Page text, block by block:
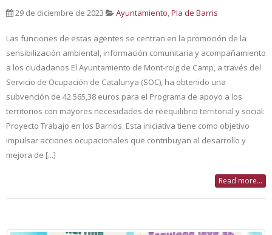
29 de diciembre de 2023 Ayuntamiento,Pla de Barris
Las funciones de estas agentes se centran en la promoción de la
sensibilización ambiental, información comunitaria y acompañamiento
a los ciudadanos El Ayuntamiento de Mont-roig de Camp, a través del
Servicio de Ocupación de Catalunya (SOC), ha obtenido una
subvención de 42.565,38 euros para el Programa de apoyo a los
territorios con mayores necesidades de reequilibrio territorial y social:
Proyecto Trabajo en los Barrios. Esta iniciativa tiene como objetivo
impulsar acciones ocupacionales que contribuyan al desarrollo y
mejora de [...]
Read more...